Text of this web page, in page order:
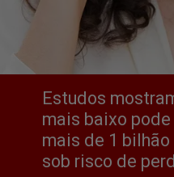
Estudos
mais baixo
mais de 1
sob risco de